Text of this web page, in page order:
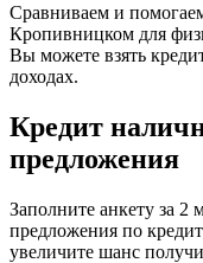
Сравниваем и
Кропивницком для
Вы можете взять
доходах.
Кредит
предложения
Заполните анкету за
предложения по
увеличите шанс